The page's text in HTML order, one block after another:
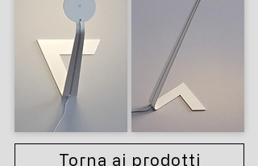
Torna ai prodotti